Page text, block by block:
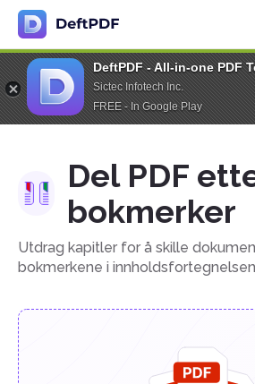
DeftPDF - All-in-one PDF
Sictec Infotech Inc.
FREE - In Google Play
Del PDF
bokmerker
Utdrag kapitler for å skille
bokmerkene i innholdsfortegnelsen